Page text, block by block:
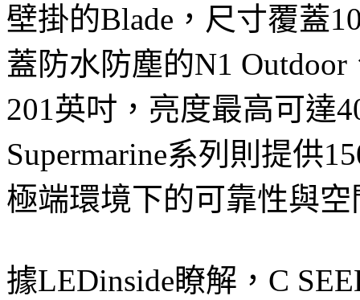
壁掛的Blade，尺寸覆蓋
蓋防水防塵的N1
201英吋，亮度最高可達
Supermarine系列則提供
極端環境下的可靠性與
據LEDinside瞭解，C